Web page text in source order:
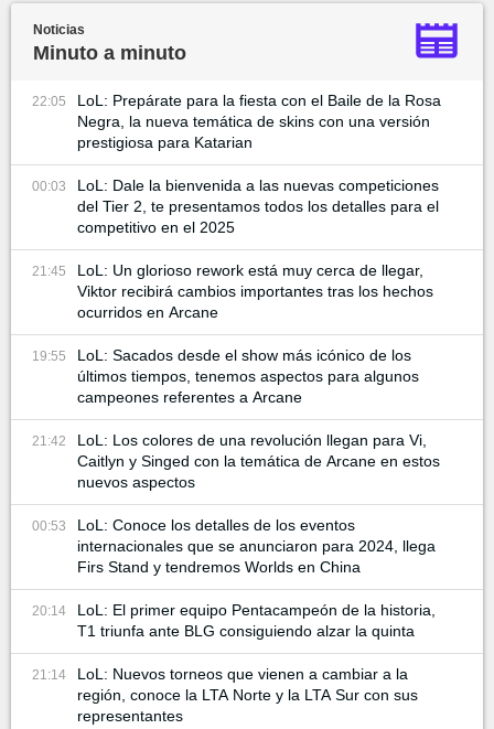
Noticias
Minuto a minuto
22:05
LoL: Prepárate para la fiesta con el Baile de la Rosa
Negra, la nueva temática de skins con una versión
prestigiosa para Katarian
00:03
LoL: Dale la bienvenida a las nuevas competiciones
del Tier 2, te presentamos todos los detalles para el
competitivo en el 2025
21:45
LoL: Un glorioso rework está muy cerca de llegar,
Viktor recibirá cambios importantes tras los hechos
ocurridos en Arcane
19:55
LoL: Sacados desde el show más icónico de los
últimos tiempos, tenemos aspectos para algunos
campeones referentes a Arcane
21:42
LoL: Los colores de una revolución llegan para Vi,
Caitlyn y Singed con la temática de Arcane en estos
nuevos aspectos
00:53
LoL: Conoce los detalles de los eventos
internacionales que se anunciaron para 2024, llega
Firs Stand y tendremos Worlds en China
20:14
LoL: El primer equipo Pentacampeón de la historia,
T1 triunfa ante BLG consiguiendo alzar la quinta
21:14
LoL: Nuevos torneos que vienen a cambiar a la
región, conoce la LTA Norte y la LTA Sur con sus
representantes